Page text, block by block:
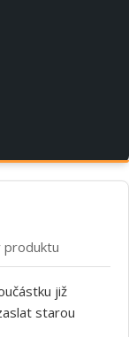
produktu
již
starou